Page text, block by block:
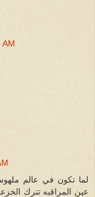
AM
لما تكون في عالم
عين المراقبه تترك